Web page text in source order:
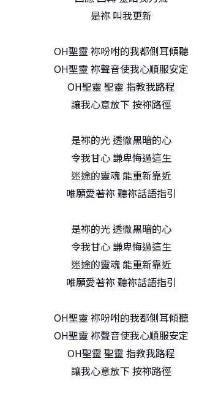
是祢 叫我更新
OH聖靈 祢吩咐的我都側耳傾聽
OH聖靈 祢聲音使我心順服安定
OH聖靈 聖靈 指教我路程
讓我心意放下 按祢路徑
是祢的光 透徹黑暗的心
令我甘心 謙卑悔過這生
迷途的靈魂 能重新靠近
唯願愛著祢 聽祢話語指引
是祢的光 透徹黑暗的心
令我甘心 謙卑悔過這生
迷途的靈魂 能重新靠近
唯願愛著祢 聽祢話語指引
OH聖靈 祢吩咐的我都側耳傾聽
OH聖靈 祢聲音使我心順服安定
OH聖靈 聖靈 指教我路程
讓我心意放下 按祢路徑